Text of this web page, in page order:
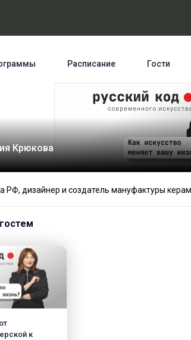
Расписание Гости
Крюкова
РФ, дизайнер и создатель мануфактуры
к